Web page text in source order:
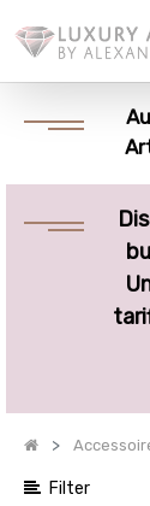
Filter
Optionen
anzeigen
Kategorien